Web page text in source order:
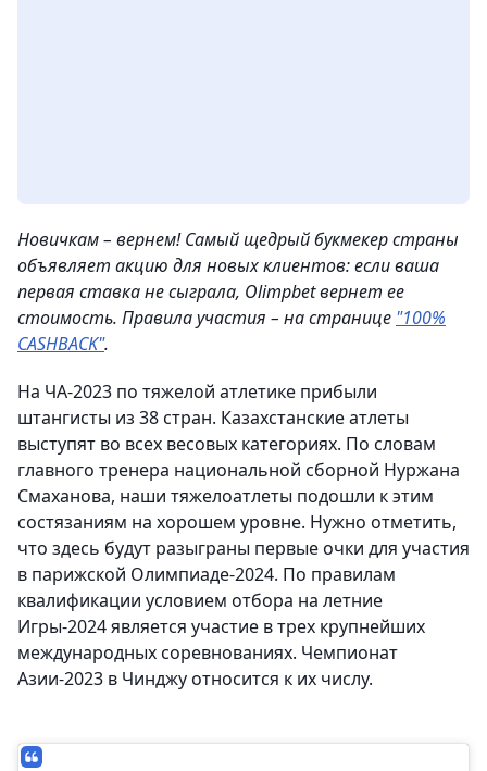
Новичкам – вернем! Самый щедрый букмекер страны
объявляет акцию для новых клиентов: если ваша
первая ставка не сыграла, Olimpbet вернет ее
стоимость. Правила участия – на странице "100%
CASHBACK".
На ЧА-2023 по тяжелой атлетике прибыли
штангисты из 38 стран. Казахстанские атлеты
выступят во всех весовых категориях. По словам
главного тренера национальной сборной Нуржана
Смаханова, наши тяжелоатлеты подошли к этим
состязаниям на хорошем уровне. Нужно отметить,
что здесь будут разыграны первые очки для участия
в парижской Олимпиаде-2024. По правилам
квалификации условием отбора на летние
Игры-2024 является участие в трех крупнейших
международных соревнованиях. Чемпионат
Азии-2023 в Чинджу относится к их числу.